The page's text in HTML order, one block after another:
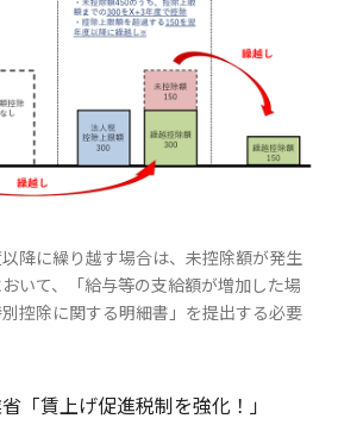
降に繰り越す場合は、未控除額が発生
いて、「給与等の支給額が増加した場
控除に関する明細書」を提出する必要
「賃上げ促進税制を強化！」